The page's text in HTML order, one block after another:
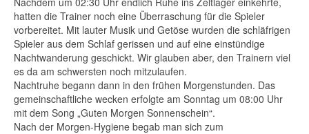
hatten die Trainer noch eine Überraschung für die Spieler
vorbereitet. Mit lauter Musik und Getöse wurden die schläfrigen
Spieler aus dem Schlaf gerissen und auf eine einstündige
Nachtwanderung geschickt. Wir glauben aber, den Trainern viel
es da am schwersten noch mitzulaufen.
Nachtruhe begann dann in den frühen Morgenstunden. Das
gemeinschaftliche wecken erfolgte am Sonntag um 08:00 Uhr
mit dem Song „Guten Morgen Sonnenschein“.
Nach der Morgen-Hygiene begab man sich zum